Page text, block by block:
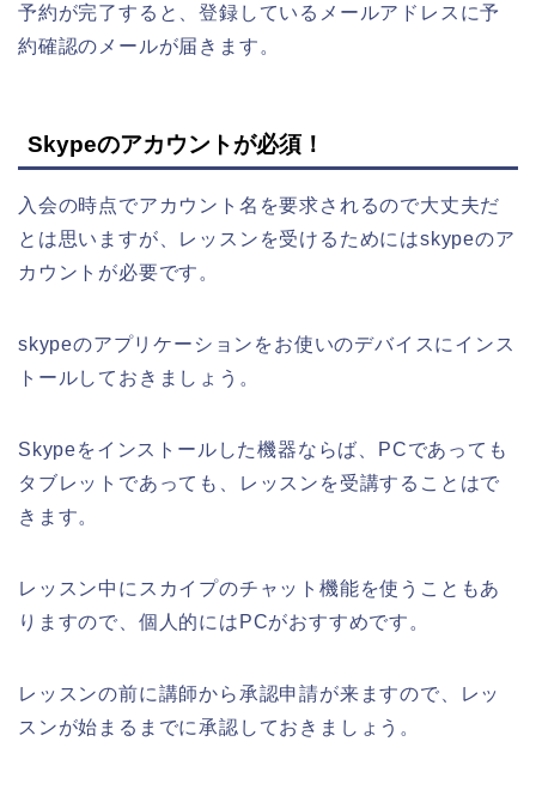
予約が完了すると、登録しているメールアドレスに予
約確認のメールが届きます。
Skypeのアカウントが必須！
入会の時点でアカウント名を要求されるので大丈夫だ
とは思いますが、レッスンを受けるためにはskypeのア
カウントが必要です。
skypeのアプリケーションをお使いのデバイスにインス
トールしておきましょう。
Skypeをインストールした機器ならば、PCであっても
タブレットであっても、レッスンを受講することはで
きます。
レッスン中にスカイプのチャット機能を使うこともあ
りますので、個人的にはPCがおすすめです。
レッスンの前に講師から承認申請が来ますので、レッ
スンが始まるまでに承認しておきましょう。